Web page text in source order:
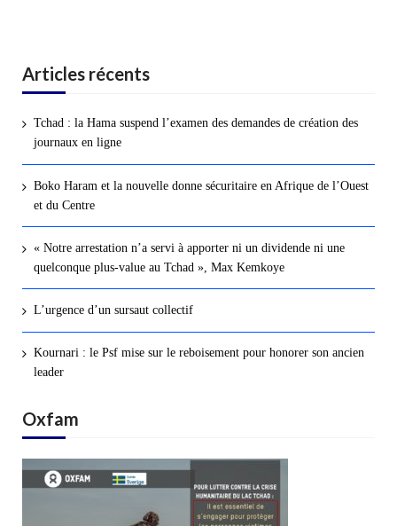
Articles récents
Tchad : la Hama suspend l’examen des demandes de création des
journaux en ligne
Boko Haram et la nouvelle donne sécuritaire en Afrique de l’Ouest
et du Centre
« Notre arrestation n’a servi à apporter ni un dividende ni une
quelconque plus-value au Tchad », Max Kemkoye
L’urgence d’un sursaut collectif
Kournari : le Psf mise sur le reboisement pour honorer son ancien
leader
Oxfam